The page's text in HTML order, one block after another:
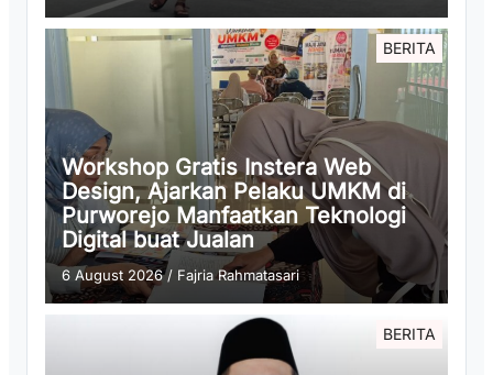
BERITA
Workshop Gratis Instera Web
Design, Ajarkan Pelaku UMKM di
Purworejo Manfaatkan Teknologi
Digital buat Jualan
6 August 2026/ Fajria Rahmatasari
BERITA